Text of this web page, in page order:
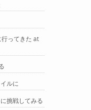
行ってきた at
ルに
挑戦してみる